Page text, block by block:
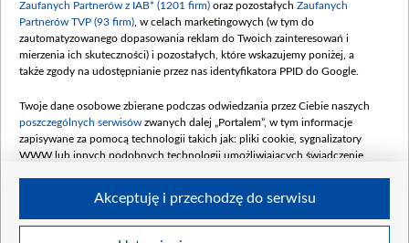
O nas
Kontakt
Informacje o nadawcy
Serwisy partnerskie
belsat.eu
slava.tv
tvpworld.com
vot-tak.tv
Moje zgody
Zaufanych Partnerów z IAB* (1201 firm) oraz pozostałych Zaufanych
Partnerów TVP (93 firm) , w celach marketingowych (w tym do
zautomatyzowanego dopasowania reklam do Twoich zainteresowań i
mierzenia ich skuteczności) i pozostałych, które wskazujemy poniżej, a
także zgody na udostępnianie przez nas identyfikatora PPID do Google.
Twoje dane osobowe zbierane podczas odwiedzania przez Ciebie naszych
poszczególnych serwisów zwanych dalej „Portalem”, w tym informacje
zapisywane za pomocą technologii takich jak: pliki cookie, sygnalizatory
WWW lub innych podobnych technologii umożliwiających świadczenie
Twoje dane osobowe zbierane podczas odwiedzania przez Ciebie
Akceptuję i przechodzę do serwisu